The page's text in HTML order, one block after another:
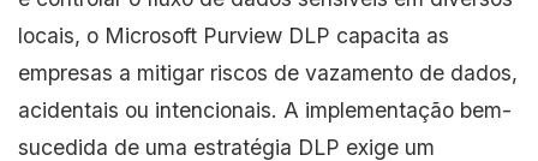
locais, o Microsoft Purview DLP capacita as
empresas a mitigar riscos de vazamento de dados,
acidentais ou intencionais. A implementação bem-
sucedida de uma estratégia DLP exige um